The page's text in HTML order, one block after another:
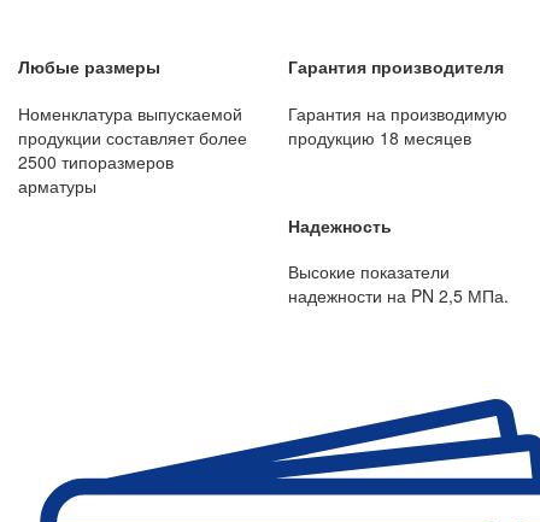
Любые размеры
Номенклатура выпускаемой
продукции составляет более
2500 типоразмеров
арматуры
Гарантия производителя
Гарантия на производимую
продукцию 18 месяцев
Надежность
Высокие показатели
надежности на PN 2,5 МПа.